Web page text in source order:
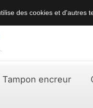
Tampon encreur
des cookies et d'autres